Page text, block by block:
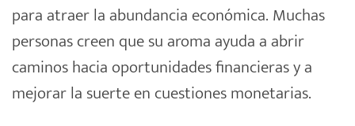
para atraer la abundancia económica. Muchas
personas creen que su aroma ayuda a abrir
caminos hacia oportunidades financieras y a
mejorar la suerte en cuestiones monetarias.